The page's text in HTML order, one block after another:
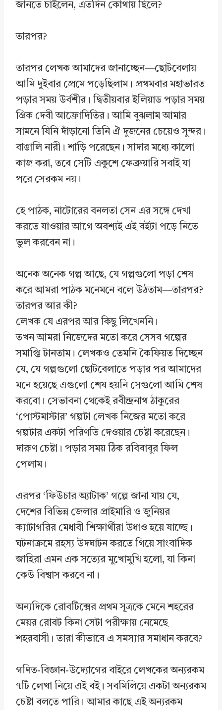
জানতে চাইলেন, এতদিন কোথায় ছিলে?
তারপর?
তারপর লেখক আমাদের জানাচ্ছেন—ছোটবেলায়
আমি দুইবার প্রেমে পড়েছিলাম। প্রথমবার মহাভারত
পড়ার সময় উর্বশীর। দ্বিতীয়বার ইলিয়াড পড়ার সময়
গ্রিক দেবী আফ্রোদিতির। আমি বুঝলাম আমার
সামনে যিনি দাঁড়ানো তিনি ঐ দুজনের চেয়েও সুন্দর।
বাঙালি নারী। শাড়ি পরেছেন। সাদার মধ্যে কালো
কাজ করা, তবে সেটি একুশে ফেব্রুয়ারি সবাই যা
পরে সেরকম নয়।
হে পাঠক, নাটোরের বনলতা সেন এর সঙ্গে দেখা
করতে যাওয়ার আগে অবশ্যই এই বইটা পড়ে নিতে
ভুল করবেন না।
অনেক অনেক গল্প আছে, যে গল্পগুলো পড়া শেষ
করে আমরা পাঠক মনেমনে বলে উঠতাম—তারপর?
তারপর আর কী?
লেখক যে এরপর আর কিছু লিখেননি।
তখন আমরা নিজেদের মতো করে সেসব গল্পের
সমাপ্তি টানতাম। লেখকও তেমনি কৈফিয়ত দিচ্ছেন
যে, যে গল্পগুলো ছোটবেলাতে পড়ার পর আমাদের
মনে হয়েছে এগুলো শেষ হয়নি সেগুলো আমি শেষ
করবো। সেভাবনা থেকেই রবীন্দ্রনাথ ঠাকুরের
‘পোস্টমাস্টার’ গল্পটা লেখক নিজের মতো করে
গল্পটার একটা পরিণতি দেওয়ার চেষ্টা করেছেন।
দারুণ চেষ্টা। পড়ার সময় ঠিক রবিবাবুর ফিল
পেলাম।
এরপর ‘ফিউচার অ্যাটাক’ গল্পে জানা যায় যে,
দেশের বিভিন্ন জেলার প্রাইমারি ও জুনিয়র
ক্যাটাগরির মেধাবী শিক্ষার্থীরা উধাও হয়ে যাচ্ছে।
ঘটনাক্রমে রহস্য উদঘাটন করতে গিয়ে সাংবাদিক
জাহিরা এমন এক সত্যের মুখোমুখি হলো, যা কিনা
কেউ বিশ্বাস করবে না।
অন্যদিকে রোবটিক্সের প্রথম সূত্রকে মেনে শহরের
মেয়র রোবট কিনা সেটা পরীক্ষায় নেমেছে
শহরবাসী। তারা কীভাবে এ সমস্যার সমাধান করবে?
গণিত-বিজ্ঞান-উদ্যোগের বাইরে লেখকের অন্যরকম
৭টি লেখা নিয়ে এই বই। সবমিলিয়ে একটা অন্যরকম
চেষ্টা বলতে পারি। আমার কাছে এই অন্যরকম